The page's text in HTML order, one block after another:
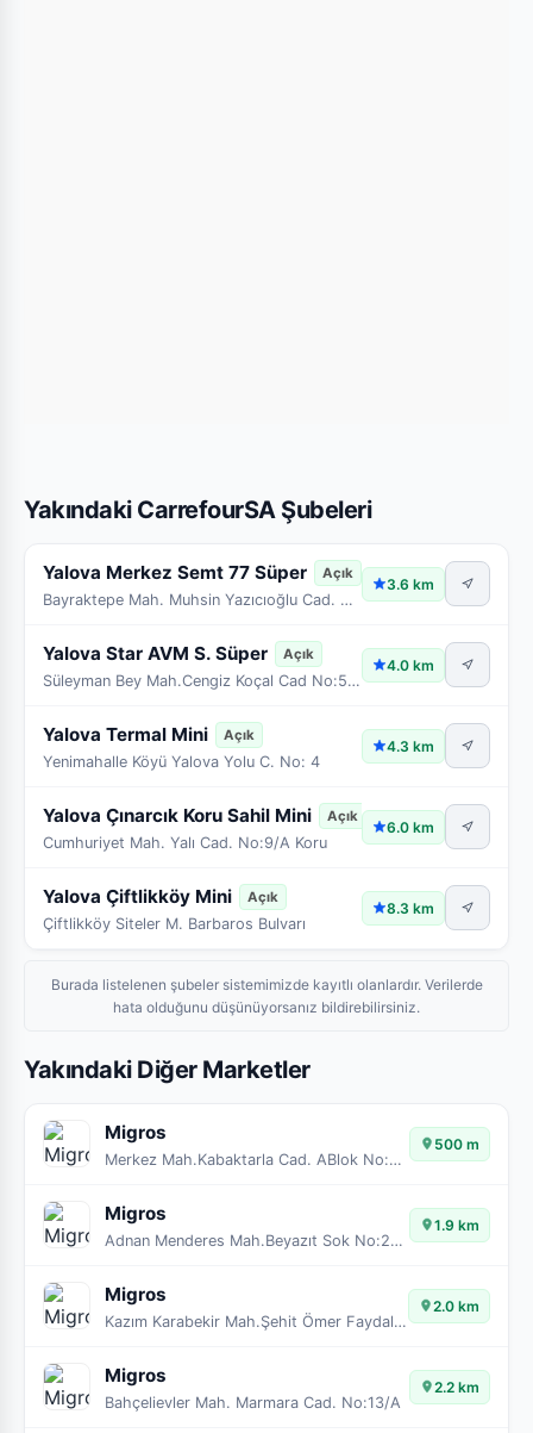
Yakındaki CarrefourSA Şubeleri
Yalova Merkez Semt 77 Süper Açık
Bayraktepe Mah. Muhsin Yazıcıoğlu Cad. No:4 Dükyan No:570
3.6 km
Yalova Star AVM S. Süper Açık
Süleyman Bey Mah.Cengiz Koçal Cad No:54/1 Yalova
4.0 km
Yalova Termal Mini Açık
Yenimahalle Köyü Yalova Yolu C. No: 4
4.3 km
Yalova Çınarcık Koru Sahil Mini Açık
Cumhuriyet Mah. Yalı Cad. No:9/A Koru
6.0 km
Yalova Çiftlikköy Mini Açık
Çiftlikköy Siteler M. Barbaros Bulvarı
8.3 km
Burada listelenen şubeler sistemimizde kayıtlı olanlardır. Verilerde
hata olduğunu düşünüyorsanız bildirebilirsiniz.
Yakındaki Diğer Marketler
Migros
Merkez Mah.Kabaktarla Cad. ABlok No:28-29-30
500 m
Migros
Adnan Menderes Mah.Beyazıt Sok No:23/A
1.9 km
Migros
Kazım Karabekir Mah.Şehit Ömer Faydalı Cad. No:233
2.0 km
Migros
Bahçelievler Mah. Marmara Cad. No:13/A
2.2 km